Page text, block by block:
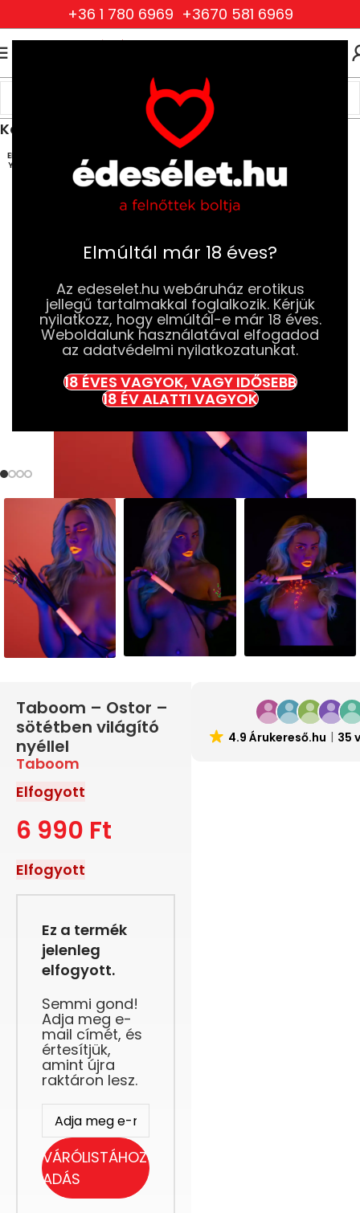
Elmúltál már 18 éves?
Az edeselet.hu webáruház erotikus
jellegű tartalmakkal foglalkozik. Kérjük
nyilatkozz, hogy elmúltál-e már 18 éves.
Weboldalunk használatával elfogadod
az adatvédelmi nyilatkozatunkat.
18 ÉVES VAGYOK, VAGY IDŐSEBB
18 ÉV ALATTI VAGYOK
+36 1 780 6969 +3670 581 6969
Fenekelők, Paskolók, Korbácsok, Cirógatók
Korbácsok és ostorok
ELFOG
YOTT
Taboom – Ostor –
sötétben világító
nyéllel
Taboom
Elfogyott
6 990 Ft
Elfogyott
Ez a termék
jelenleg
elfogyott.
Semmi gond!
Adja meg e-
mail címét, és
értesítjük,
amint újra
raktáron lesz.
VÁRÓLISTÁHOZ
ADÁS
4.9 Árukereső.hu 35